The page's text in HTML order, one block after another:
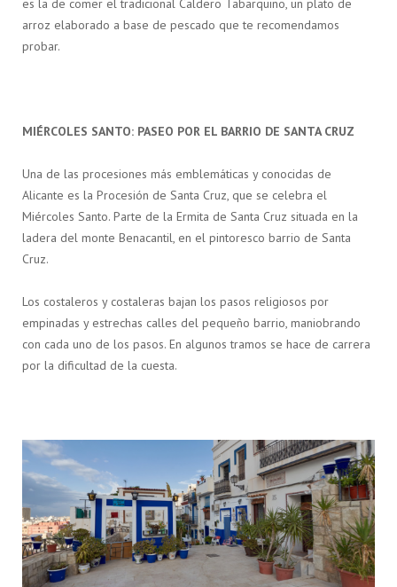
es la de comer el tradicional Caldero Tabarquino, un plato de
arroz elaborado a base de pescado que te recomendamos
probar.
MIÉRCOLES SANTO: PASEO POR EL BARRIO DE SANTA CRUZ
Una de las procesiones más emblemáticas y conocidas de
Alicante es la Procesión de Santa Cruz, que se celebra el
Miércoles Santo. Parte de la Ermita de Santa Cruz situada en la
ladera del monte Benacantil, en el pintoresco barrio de Santa
Cruz.
Los costaleros y costaleras bajan los pasos religiosos por
empinadas y estrechas calles del pequeño barrio, maniobrando
con cada uno de los pasos. En algunos tramos se hace de carrera
por la dificultad de la cuesta.